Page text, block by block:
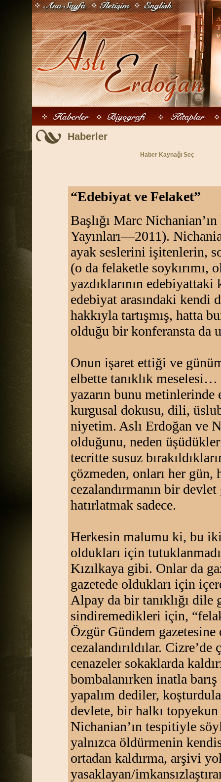
Haberler
Haber Kaynağı Seç
“Edebiyat ve Felaket”
Başlığı Marc
Yayınları—2011).
ayak seslerini işitenlerin,
(o da felaketle soykırımı,
yazdıklarının edebiyattaki
edebiyat arasındaki
hakkıyla tartışmış, hatta
olduğu bir konferansta da
Onun işaret ettiği ve
elbette tanıklık meselesi…
yazarın bunu
kurgusal dokusu, dili,
niyetim. Aslı Erdoğan ve
olduğunu, neden
tecritte susuz
çözmeden, onları her
cezalandırmanın bir
hatırlatmak sadece.
Herkesin malumu ki, bu
oldukları için
Kızılkaya gibi. Onlar da
gazetede oldukları için
Alpay da bir tanıklığı
sindiremedikleri için,
Özgür Gündem
cezalandırıldılar.
cenazeler sokaklarda
bombalanırken inatla
yapalım dediler,
devlete, bir halkı
Nichanian’ın tespitiyle
yalnızca öldürmenin
ortadan kaldırma, arşivi
yasaklayan/